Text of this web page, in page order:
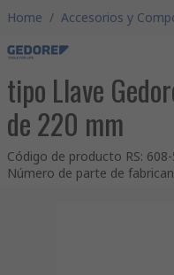
Home / Accesorios y
tipo Llave
de 220 mm
Código de producto RS:
Número de parte de